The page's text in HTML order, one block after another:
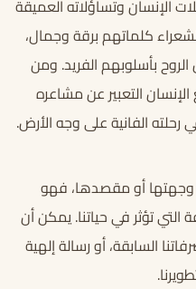
الإنسان وتساؤلاته العميقة
كلماتهم برقة وجمال،
بأسلوبهم الفريد. ومن
التعبير عن مشاعره
الفانية على وجه الأرض.
وجهتها أو مقصدها، فهو
تؤثر في حياتنا. يمكن أن
السابقة، أو رسالة إلهية